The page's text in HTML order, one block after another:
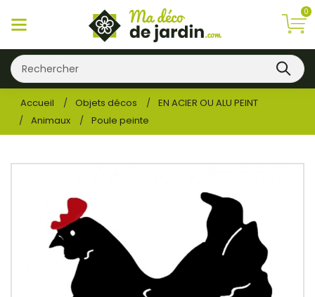
0
Accueil Objets décos
EN ACIER OU ALU PEINT
Animaux
Poule peinte